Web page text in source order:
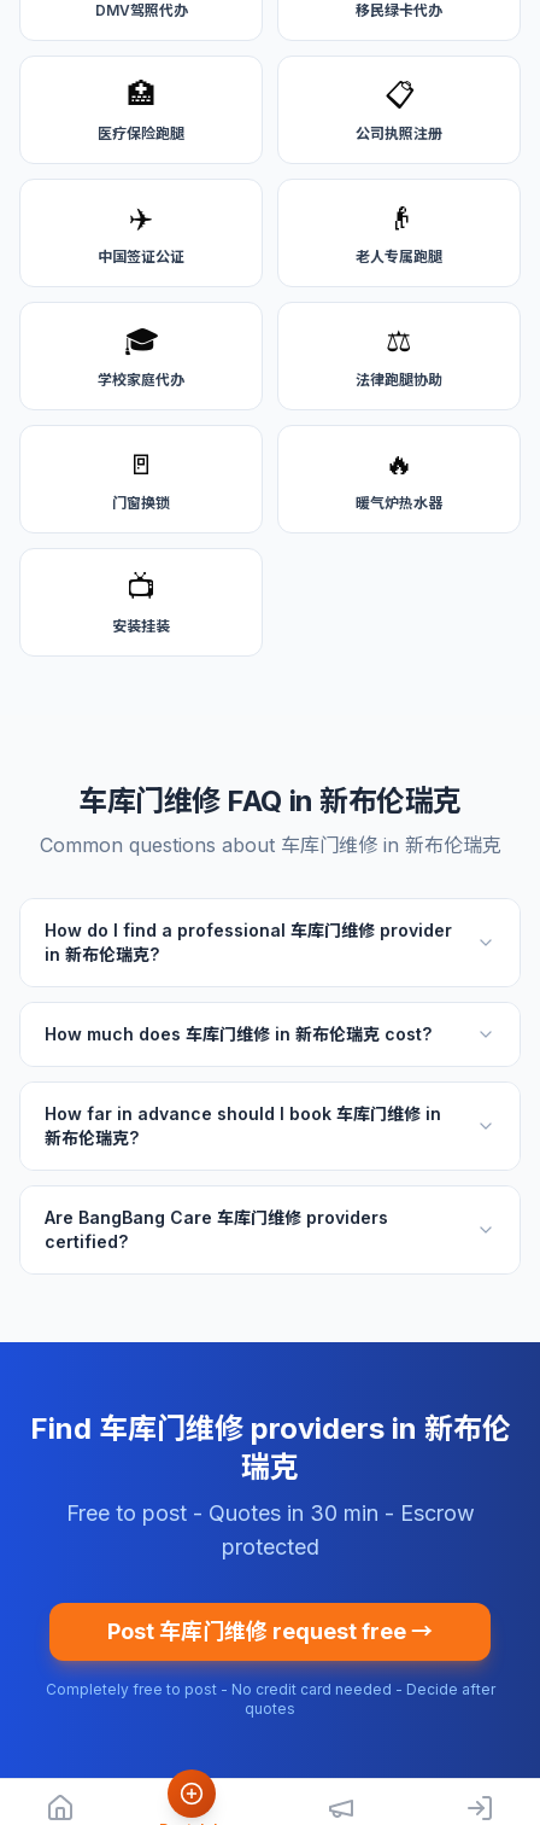
DMV驾照代办 移民绿卡代办
🏥
医疗保险跑腿
📋
公司执照注册
✈️
中国签证公证
👴
老人专属跑腿
🎓
学校家庭代办
⚖️
法律跑腿协助
🚪
门窗换锁
🔥
暖气炉热水器
📺
安装挂装
车库门维修 FAQ in 新布伦瑞克
Common questions about 车库门维修 in 新布伦瑞克
How do I find a professional 车库门维修 provider
in 新布伦瑞克?
How much does 车库门维修 in 新布伦瑞克 cost?
How far in advance should I book 车库门维修 in
新布伦瑞克?
Are BangBang Care 车库门维修 providers
certified?
Find 车库门维修 providers in 新布伦
瑞克
Free to post - Quotes in 30 min - Escrow
protected
Post 车库门维修 request free →
Completely free to post - No credit card needed - Decide after
quotes